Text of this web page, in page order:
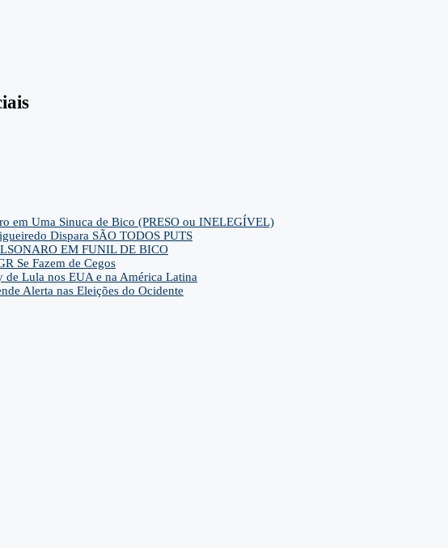
em Uma Sinuca de Bico (PRESO ou INELEGÍVEL)
Dispara SÃO TODOS PUTS
EM FUNIL DE BICO
Se Fazem de Cegos
de Lula nos EUA e na América Latina
Alerta nas Eleições do Ocidente